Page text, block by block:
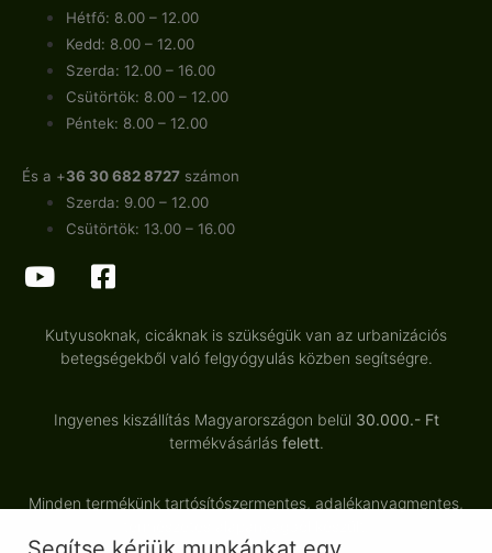
Hétfő: 8.00 – 12.00
Kedd: 8.00 – 12.00
Szerda: 12.00 – 16.00
Csütörtök: 8.00 – 12.00
Péntek: 8.00 – 12.00
És a +36 30 682 8727 számon
Szerda: 9.00 – 12.00
Csütörtök: 13.00 – 16.00
Kutyusoknak, cicáknak is szükségük van az urbanizációs
betegségekből való felgyógyulás közben segítségre.
Ingyenes kiszállítás Magyarországon belül 30.000.- Ft
termékvásárlás felett.
Minden termékünk tartósítószermentes, adalékanyagmentes,